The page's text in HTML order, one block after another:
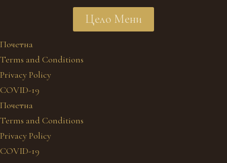
Цело Мени
Почетна
Terms and Conditions
Privacy Policy
COVID-19
Почетна
Terms and Conditions
Privacy Policy
COVID-19